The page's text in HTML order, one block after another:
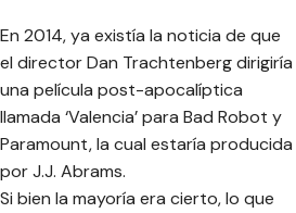
En 2014, ya existía la noticia de que
el director Dan Trachtenberg dirigiría
una película post-apocalíptica
llamada ‘Valencia’ para Bad Robot y
Paramount, la cual estaría producida
por J.J. Abrams.
Si bien la mayoría era cierto, lo que